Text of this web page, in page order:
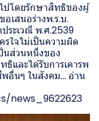
ปโดยรักษาสิทธิของผู้
เสนอร่างพ.ร.บ.
ระเวณี พ.ศ.2539
รใจไม่เป็นความผิด
นส่วนหนึ่งของ
ธิและได้รับการเคารพ
อื่นๆ ในสังคม... อ่าน
news_9622623